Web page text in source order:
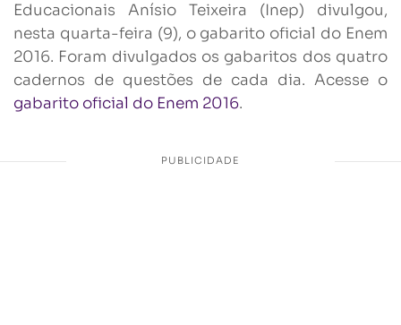
Educacionais Anísio Teixeira (Inep) divulgou,
nesta quarta-feira (9), o gabarito oficial do Enem
2016. Foram divulgados os gabaritos dos quatro
cadernos de questões de cada dia. Acesse o
gabarito oficial do Enem 2016.